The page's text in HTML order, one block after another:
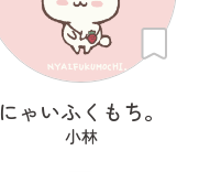
にゃいふくもち。
小林